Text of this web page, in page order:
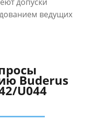
ведущих
Buderus
U044